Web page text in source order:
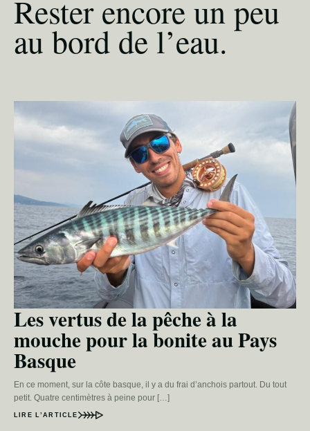
Rester encore un peu
au bord de l’eau.
Les vertus de la pêche à la
mouche pour la bonite au Pays
Basque
En ce moment, sur la côte basque, il y a du frai d’anchois partout. Du tout
petit. Quatre centimètres à peine pour […]
LIRE L’ARTICLE